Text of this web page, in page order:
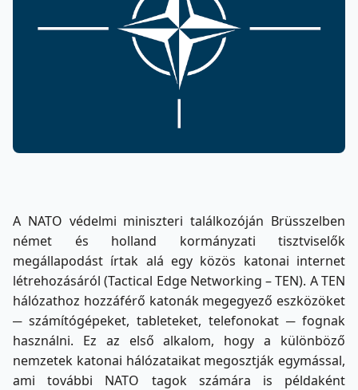
A NATO védelmi miniszteri találkozóján Brüsszelben
német és holland kormányzati tisztviselők
megállapodást írtak alá egy közös katonai internet
létrehozásáról (Tactical Edge Networking – TEN). A TEN
hálózathoz hozzáférő katonák megegyező eszközöket
─ számítógépeket, tableteket, telefonokat ─ fognak
használni. Ez az első alkalom, hogy a különböző
nemzetek katonai hálózataikat megosztják egymással,
ami további NATO tagok számára is példaként